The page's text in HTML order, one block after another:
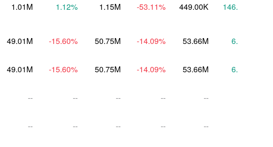
1.01M 1.12% 1.15M -53.11% 449.00K 146.09
49.01M -15.60% 50.75M -14.09% 53.66M 6.17
49.01M -15.60% 50.75M -14.09% 53.66M 6.17
-- -- -- -- --
-- -- -- -- --